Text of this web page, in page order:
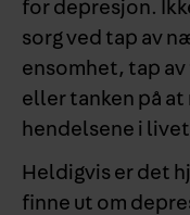
for depresjon.
sorg ved tap av
ensomhet, tap
eller tanken på at
hendelsene i
Heldigvis er det
finne ut om